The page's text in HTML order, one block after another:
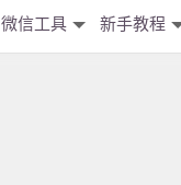
微信工具 新手教程